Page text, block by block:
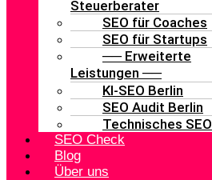
Steuerberater
SEO für Coaches
SEO für Startups
── Erweiterte
Leistungen ──
KI-SEO Berlin
SEO Audit Berlin
Technisches SEO
SEO Check
Blog
Über uns